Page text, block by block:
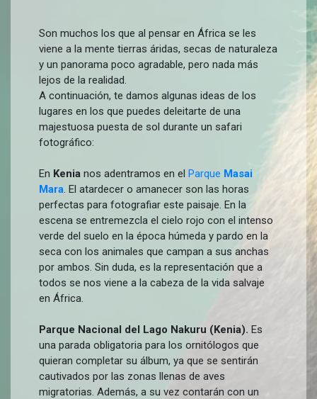
Son muchos los que al pensar en África se les
viene a la mente tierras áridas, secas de naturaleza
y un panorama poco agradable, pero nada más
lejos de la realidad.
A continuación, te damos algunas ideas de los
lugares en los que puedes deleitarte de una
majestuosa puesta de sol durante un safari
fotográfico:
En Kenia nos adentramos en el Parque Masai
Mara. El atardecer o amanecer son las horas
perfectas para fotografiar este paisaje. En la
escena se entremezcla el cielo rojo con el intenso
verde del suelo en la época húmeda y pardo en la
seca con los animales que campan a sus anchas
por ambos. Sin duda, es la representación que a
todos se nos viene a la cabeza de la vida salvaje
en África.
Parque Nacional del Lago Nakuru (Kenia). Es
una parada obligatoria para los ornitólogos que
quieran completar su álbum, ya que se sentirán
cautivados por las zonas llenas de aves
migratorias. Además, a su vez contarán con un